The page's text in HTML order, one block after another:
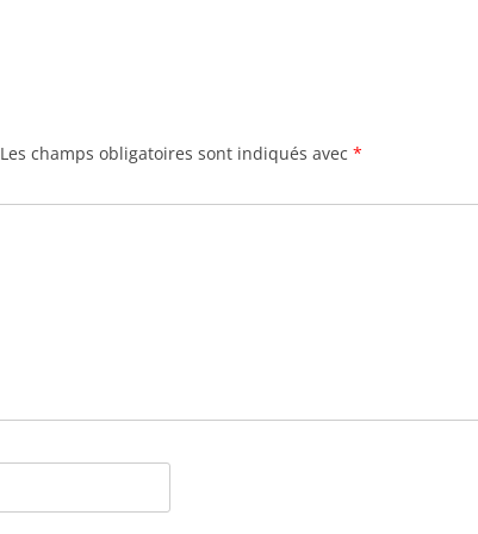
Les champs obligatoires sont indiqués avec *